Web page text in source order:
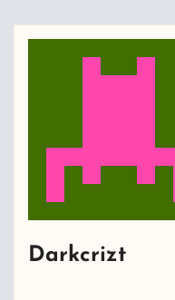
Darkcrizt